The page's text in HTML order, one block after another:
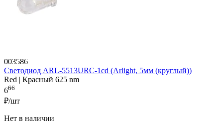
003586
Светодиод ARL-5513URC-1cd (Arlight, 5мм (круглый))
Red | Красный 625 nm
666
₽/шт
Нет в наличии